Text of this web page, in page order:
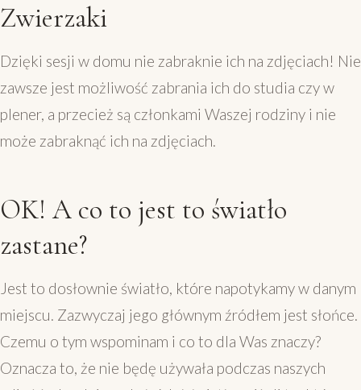
Zwierzaki
Dzięki sesji w domu nie zabraknie ich na zdjęciach! Nie
zawsze jest możliwość zabrania ich do studia czy w
plener, a przecież są członkami Waszej rodziny i nie
może zabraknąć ich na zdjęciach.
OK! A co to jest to światło
zastane?
Jest to dosłownie światło, które napotykamy w danym
miejscu. Zazwyczaj jego głównym źródłem jest słońce.
Czemu o tym wspominam i co to dla Was znaczy?
Oznacza to, że nie będę używała podczas naszych